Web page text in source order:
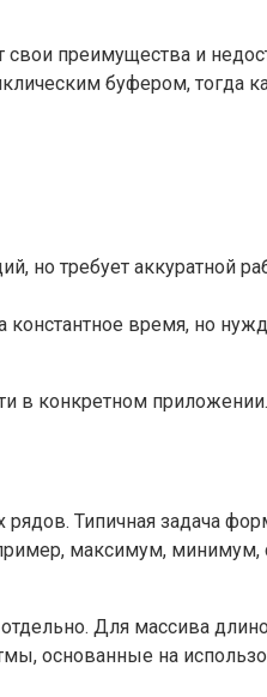
преимущества и
буфером, тогда
но требует аккуратной
время, но
в конкретном приложении.
Типичная задача
максимум,
Для массива
основанные на